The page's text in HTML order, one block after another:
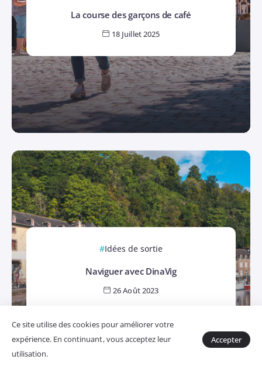
La course des garçons de café
18 Juillet 2025
Idées de sortie
Naviguer avec DinaVig
26 Août 2023
Ce site utilise des cookies pour améliorer votre
expérience. En continuant, vous acceptez leur
utilisation.
Accepter